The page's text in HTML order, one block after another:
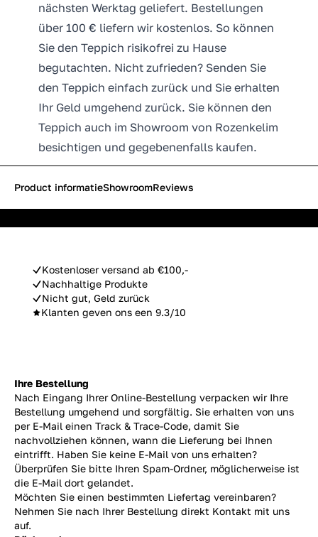
nächsten Werktag geliefert. Bestellungen
über 100 € liefern wir kostenlos. So können
Sie den Teppich risikofrei zu Hause
begutachten. Nicht zufrieden? Senden Sie
den Teppich einfach zurück und Sie erhalten
Ihr Geld umgehend zurück. Sie können den
Teppich auch im Showroom von Rozenkelim
besichtigen und gegebenenfalls kaufen.
Kostenloser versand ab €100,-
Nachhaltige Produkte
Nicht gut, Geld zurück
Klanten geven ons een 9.3/10
Product informatieShowroomReviews
Ihre Bestellung
Nach Eingang Ihrer Online-Bestellung verpacken wir Ihre
Bestellung umgehend und sorgfältig. Sie erhalten von uns
per E-Mail einen Track & Trace-Code, damit Sie
nachvollziehen können, wann die Lieferung bei Ihnen
eintrifft. Haben Sie keine E-Mail von uns erhalten?
Überprüfen Sie bitte Ihren Spam-Ordner, möglicherweise ist
die E-Mail dort gelandet.
Möchten Sie einen bestimmten Liefertag vereinbaren?
Nehmen Sie nach Ihrer Bestellung direkt Kontakt mit uns
auf.